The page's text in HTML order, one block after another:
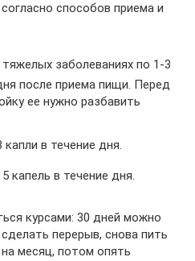
способов приема и
заболеваниях по 1-3
после приема пищи. Перед
ее нужно разбавить
в течение дня.
капель в течение дня.
курсами: 30 дней можно
перерыв, снова пить
месяц, потом опять